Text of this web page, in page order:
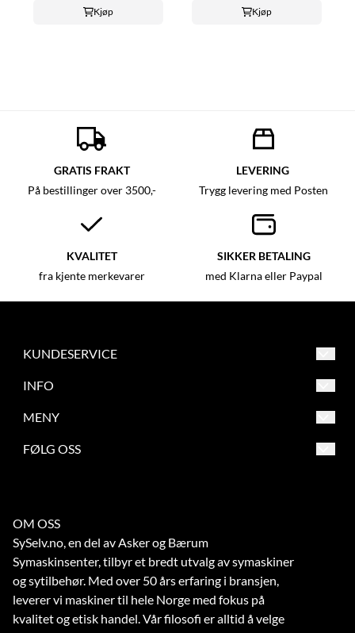
Kjøp Kjøp
GRATIS FRAKT
På bestillinger over 3500,-
LEVERING
Trygg levering med Posten
KVALITET
fra kjente merkevarer
SIKKER BETALING
med Klarna eller Paypal
KUNDESERVICE
noreply@symaskinsenter.no
INFO
Kontakt oss
MENY
Verksted
Kontakt oss
FØLG OSS
OM OSS
SySelv.no, en del av Asker og Bærum
Symaskinsenter, tilbyr et bredt utvalg av symaskiner
og sytilbehør. Med over 50 års erfaring i bransjen,
leverer vi maskiner til hele Norge med fokus på
kvalitet og etisk handel. Vår filosofi er alltid å velge